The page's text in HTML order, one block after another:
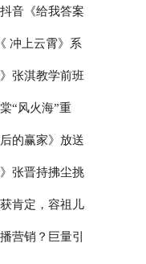
音《给我答案
爆款逻辑
冲上云霄》系
未来感造型太吸
张淇教学前班
技“风火海”重
主题曲嗨爆全
的赢家》放送
心正向价值观引
张晋持拂尘挑
舞扇战斗力拉
肯定，容祖儿
营销？巨量引